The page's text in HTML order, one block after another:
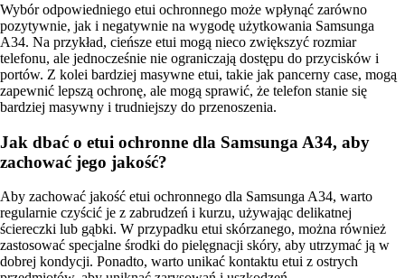
Wybór odpowiedniego etui ochronnego może wpłynąć zarówno
pozytywnie, jak i negatywnie na wygodę użytkowania Samsunga
A34. Na przykład, cieńsze etui mogą nieco zwiększyć rozmiar
telefonu, ale jednocześnie nie ograniczają dostępu do przycisków i
portów. Z kolei bardziej masywne etui, takie jak pancerny case, mogą
zapewnić lepszą ochronę, ale mogą sprawić, że telefon stanie się
bardziej masywny i trudniejszy do przenoszenia.
Jak dbać o etui ochronne dla Samsunga A34, aby
zachować jego jakość?
Aby zachować jakość etui ochronnego dla Samsunga A34, warto
regularnie czyścić je z zabrudzeń i kurzu, używając delikatnej
ściereczki lub gąbki. W przypadku etui skórzanego, można również
zastosować specjalne środki do pielęgnacji skóry, aby utrzymać ją w
dobrej kondycji. Ponadto, warto unikać kontaktu etui z ostrych